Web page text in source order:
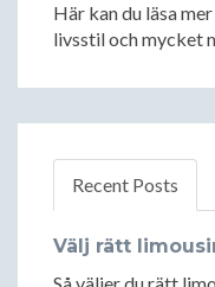
Här kan du läsa
livsstil och mycket
Recent Posts
Välj rätt